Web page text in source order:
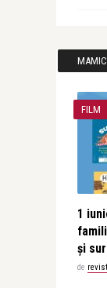
FILM
1
și
de